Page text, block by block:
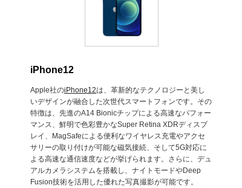
iPhone12
Apple社のiPhone12は、革新的なテクノロジーと美し
いデザインが融合した次世代スマートフォンです。その
特徴は、先進のA14 Bionicチップによる高速なパフォー
マンス、鮮明で色彩豊かなSuper Retina XDRディスプ
レイ、MagSafeによる便利なワイヤレス充電やアクセ
サリーの取り付けが可能な磁気接続、そして5G対応に
よる高速な通信速度などが挙げられます。さらに、デュ
アルカメラシステムを搭載し、ナイトモードやDeep
Fusion技術を活用した優れた写真撮影が可能です。